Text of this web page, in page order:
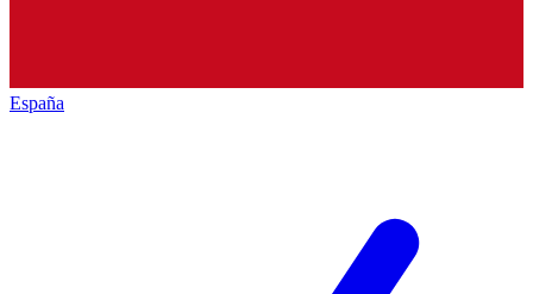
España